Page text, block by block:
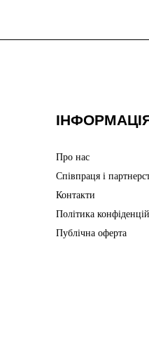
Про нас
Співпраця і
Контакти
Політика
Публічна оферта